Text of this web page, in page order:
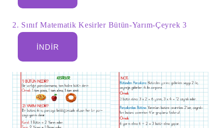
2. Sınıf Matematik Kesirler Bütün-Yarım-Çeyrek 3
İNDIR